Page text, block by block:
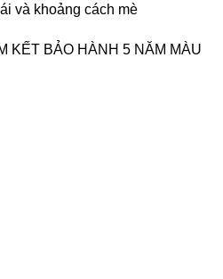
và khoảng cách mè
KẾT BẢO HÀNH 5 NĂM MÀU